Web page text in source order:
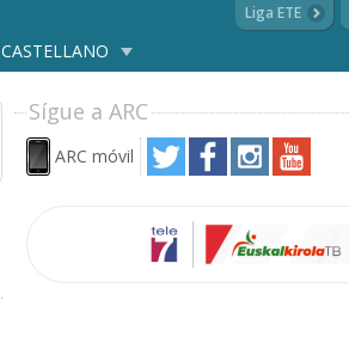
CASTELLANO
Liga ETE
Sígue a ARC
ARC móvil